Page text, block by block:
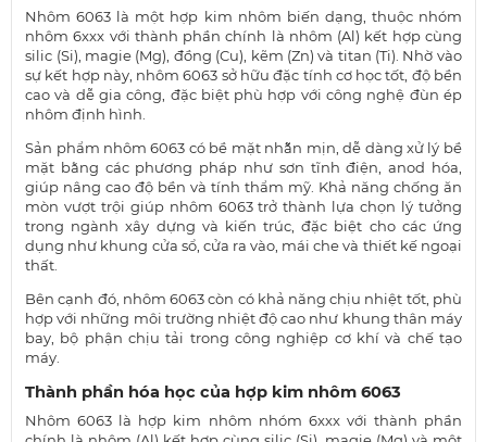
Nhôm 6063 là một hợp kim nhôm biến dạng, thuộc nhóm
nhôm 6xxx với thành phần chính là nhôm (Al) kết hợp cùng
silic (Si), magie (Mg), đồng (Cu), kẽm (Zn) và titan (Ti). Nhờ vào
sự kết hợp này, nhôm 6063 sở hữu đặc tính cơ học tốt, độ bền
cao và dễ gia công, đặc biệt phù hợp với công nghệ đùn ép
nhôm định hình.
Sản phẩm nhôm 6063 có bề mặt nhẵn mịn, dễ dàng xử lý bề
mặt bằng các phương pháp như sơn tĩnh điện, anod hóa,
giúp nâng cao độ bền và tính thẩm mỹ. Khả năng chống ăn
mòn vượt trội giúp nhôm 6063 trở thành lựa chọn lý tưởng
trong ngành xây dựng và kiến trúc, đặc biệt cho các ứng
dụng như khung cửa sổ, cửa ra vào, mái che và thiết kế ngoại
thất.
Bên cạnh đó, nhôm 6063 còn có khả năng chịu nhiệt tốt, phù
hợp với những môi trường nhiệt độ cao như khung thân máy
bay, bộ phận chịu tải trong công nghiệp cơ khí và chế tạo
máy.
Thành phần hóa học của hợp kim nhôm 6063
Nhôm 6063 là hợp kim nhôm nhóm 6xxx với thành phần